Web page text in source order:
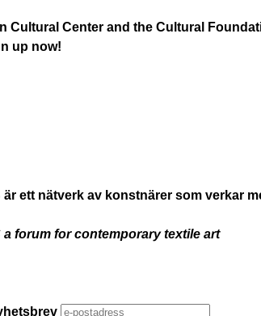
Cultural Center and the Cultural
up now!
är ett nätverk av konstnärer som verkar
a forum for contemporary textile art